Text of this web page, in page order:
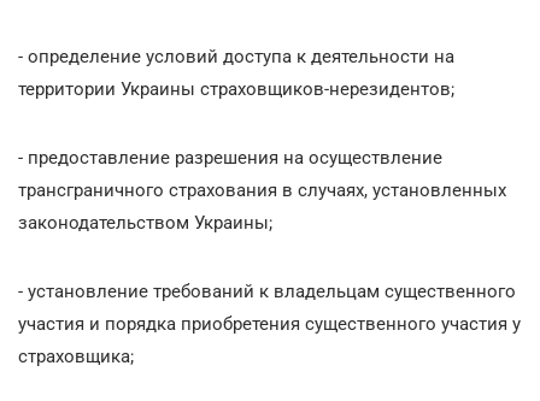
- определение условий доступа к деятельности на
территории Украины страховщиков-нерезидентов;
- предоставление разрешения на осуществление
трансграничного страхования в случаях, установленных
законодательством Украины;
- установление требований к владельцам существенного
участия и порядка приобретения существенного участия у
страховщика;